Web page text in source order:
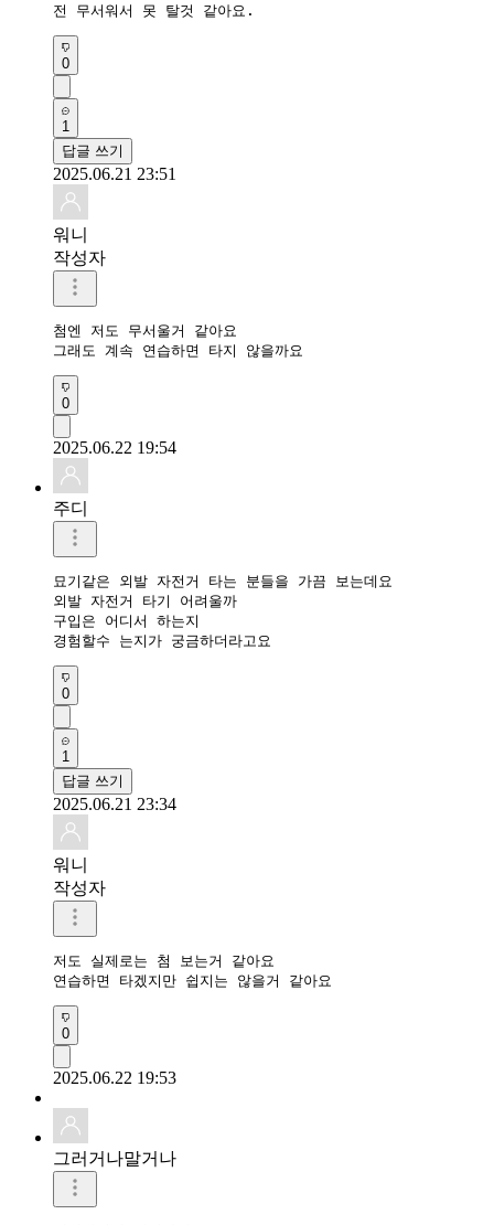
0
1
답글 쓰기
2025.06.21 23:51
워니
작성자
첨엔 저도 무서울거 같아요
그래도 계속 연습하면 타지 않을까요
0
2025.06.22 19:54
주디
묘기같은 외발 자전거 타는 분들을 가끔 보는데요
외발 자전거 타기 어려울까
구입은 어디서 하는지
0
1
답글 쓰기
2025.06.21 23:34
워니
작성자
저도 실제로는 첨 보는거 같아요
연습하면 타겠지만 쉽지는 않을거 같아요
0
2025.06.22 19:53
그러거나말거나